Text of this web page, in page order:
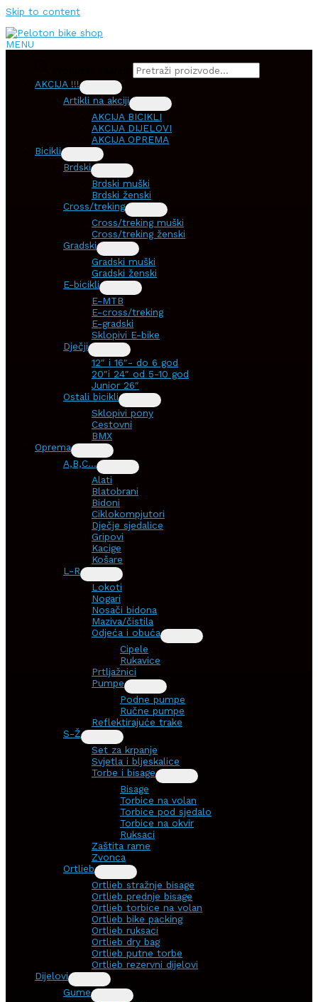
Skip to content
MENU
AKCIJA !!!
Artikli na akciji
AKCIJA BICIKLI
AKCIJA DIJELOVI
AKCIJA OPREMA
Bicikli
Brdski
Brdski muški
Brdski ženski
Cross/treking
Cross/treking muški
Cross/treking ženski
Gradski
Gradski muški
Gradski ženski
E-bicikli
E-MTB
E-cross/treking
E-gradski
Sklopivi E-bike
Dječji
12″ i 16″- do 6 god
20″i 24″ od 5-10 god
Junior 26″
Ostali bicikli
Sklopivi pony
Cestovni
BMX
Oprema
A,B,C…
Alati
Blatobrani
Bidoni
Ciklokompjutori
Dječje sjedalice
Gripovi
Kacige
Košare
L-R
Lokoti
Nogari
Nosači bidona
Maziva/čistila
Odjeća i obuća
Cipele
Rukavice
Prtljažnici
Pumpe
Podne pumpe
Ručne pumpe
Reflektirajuće trake
S-Ž
Set za krpanje
Svjetla i bljeskalice
Torbe i bisage
Bisage
Torbice na volan
Torbice pod sjedalo
Torbice na okvir
Ruksaci
Zaštita rame
Zvonca
Ortlieb
Ortlieb stražnje bisage
Ortlieb prednje bisage
Ortlieb torbice na volan
Ortlieb bike packing
Ortlieb ruksaci
Ortlieb dry bag
Ortlieb putne torbe
Ortlieb rezervni dijelovi
Dijelovi
Gume